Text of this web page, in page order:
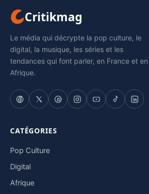
Critikmag
Le média qui décrypte la pop culture, le
digital, la musique, les séries et les
tendances qui font parler, en France et en
Afrique.
CATÉGORIES
Pop Culture
Digital
Afrique